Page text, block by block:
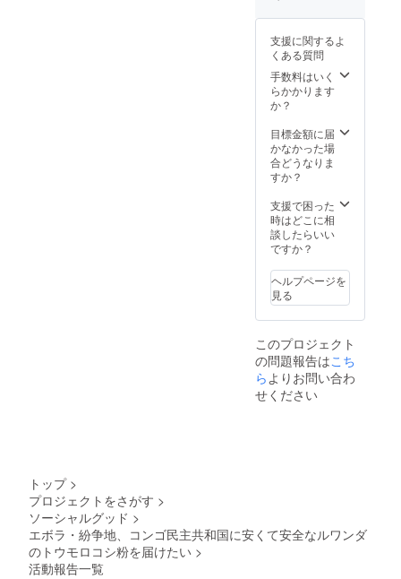
いま
ぎてし
まった
場合は
ご相談
くださ
支援に関するよ
くある質問
手数料はいく
らかかります
か？
目標金額に届
かなかった場
合どうなりま
すか？
支援で困った
時はどこに相
談したらいい
ですか？
ヘルプページを
見る
このプロジェクト
の問題報告はこち
らよりお問い合わ
せください
トップ >
プロジェクトをさがす >
ソーシャルグッド >
エボラ・紛争地、コンゴ民主共和国に安くて安全なルワンダ
のトウモロコシ粉を届けたい >
活動報告一覧